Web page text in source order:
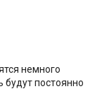
немного
будут постоянно